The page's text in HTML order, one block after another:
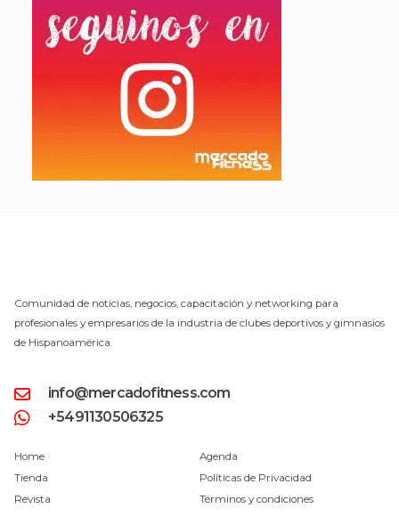
Comunidad de noticias, negocios, capacitación y networking para
profesionales y empresarios de la industria de clubes deportivos y gimnasios
de Hispanoamérica.
info@mercadofitness.com
+5491130506325
Home
Tienda
Revista
Agenda
Políticas de Privacidad
Términos y condiciones